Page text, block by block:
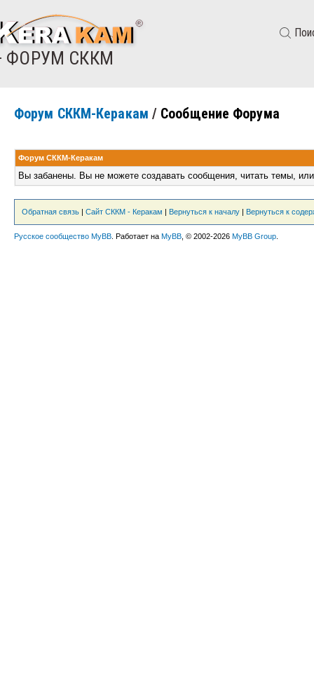
ФОРУМ СККМ
Форум СККМ-Керакам / Сообщение Форума
Форум СККМ-Керакам
Вы забанены. Вы не можете создавать сообщения, читать темы,
Обратная связь | Сайт СККМ - Керакам | Вернуться к началу | Вернуться к
Русское сообщество MyBB . Работает на MyBB , © 2002-2026 MyBB Group